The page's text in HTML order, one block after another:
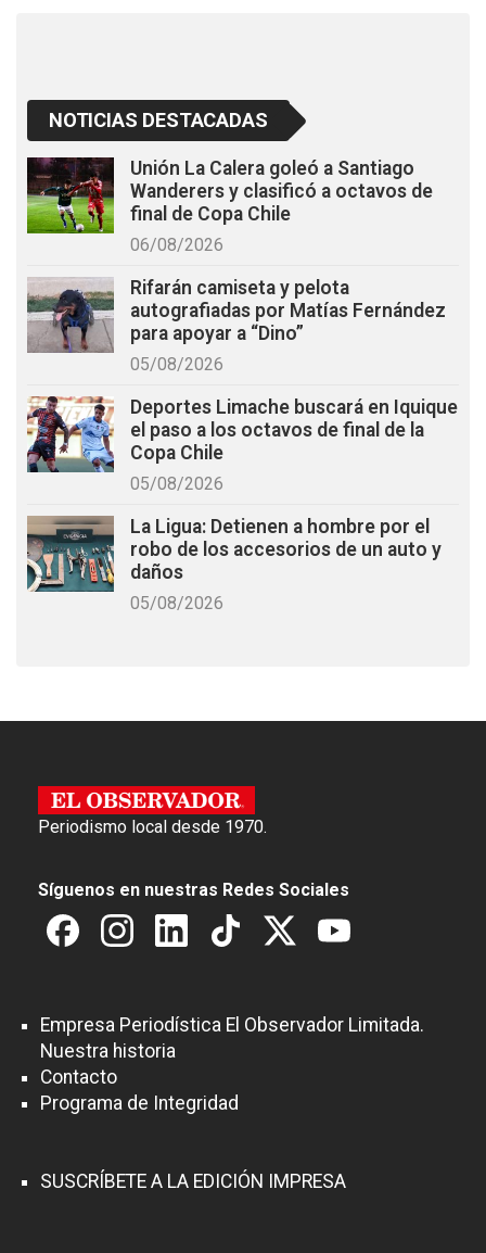
NOTICIAS DESTACADAS
Unión La Calera goleó a Santiago
Wanderers y clasificó a octavos de
final de Copa Chile
06/08/2026
Rifarán camiseta y pelota
autografiadas por Matías Fernández
para apoyar a “Dino”
05/08/2026
Deportes Limache buscará en Iquique
el paso a los octavos de final de la
Copa Chile
05/08/2026
La Ligua: Detienen a hombre por el
robo de los accesorios de un auto y
daños
05/08/2026
Periodismo local desde 1970.
Síguenos en nuestras Redes Sociales
Empresa Periodística El Observador Limitada.
Nuestra historia
Contacto
Programa de Integridad
SUSCRÍBETE A LA EDICIÓN IMPRESA